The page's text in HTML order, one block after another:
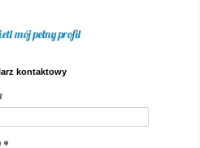
mój pełny profil
kontaktowy